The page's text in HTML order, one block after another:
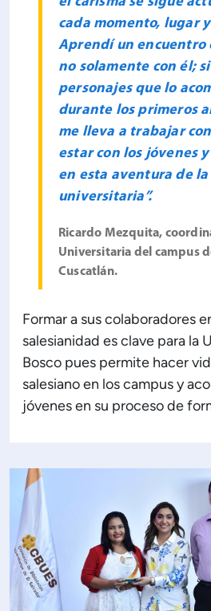
cada momento, lugar
Aprendí un encuentro
no solamente con él;
personajes que lo
durante los primeros
me lleva a trabajar
estar con los jóvenes
en esta aventura de
universitaria”.
Ricardo Mezquita,
Universitaria del campus
Cuscatlán.
Formar a sus colaboradores
salesianidad es clave para la
Bosco pues permite hacer
salesiano en los campus y
jóvenes en su proceso de